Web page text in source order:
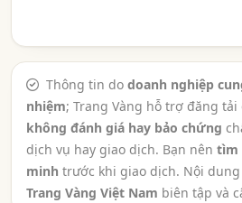
Thông tin do doanh nghiệp
nhiệm; Trang Vàng hỗ trợ đăng
không đánh giá hay bảo chứng
dịch vụ hay giao dịch. Bạn nên tìm
minh trước khi giao dịch. Nội
Trang Vàng Việt Nam biên tập và